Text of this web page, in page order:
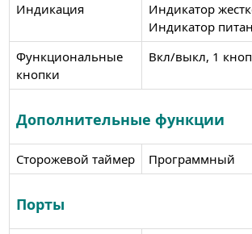
Индикация
Индикатор
Индикатор
Функциональные
кнопки
Вкл/выкл, 1
Дополнительные функции
Сторожевой таймер Программный
Порты